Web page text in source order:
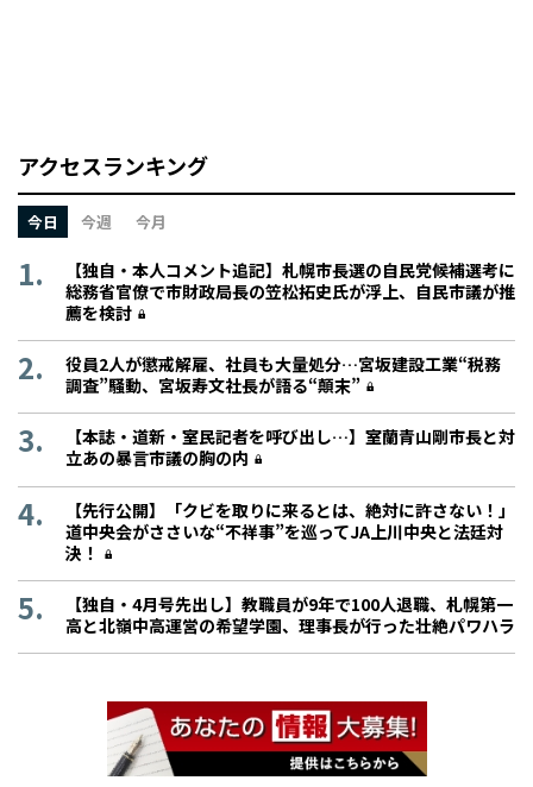
アクセスランキング
今日 今週 今月
【独自・本人コメント追記】札幌市長選の自民党候補選考に
総務省官僚で市財政局長の笠松拓史氏が浮上、自民市議が推
薦を検討
役員2人が懲戒解雇、社員も大量処分…宮坂建設工業“税務
調査”騒動、宮坂寿文社長が語る“顛末”
【本誌・道新・室民記者を呼び出し…】室蘭青山剛市長と対
立あの暴言市議の胸の内
【先行公開】「クビを取りに来るとは、絶対に許さない！」
道中央会がささいな“不祥事”を巡ってJA上川中央と法廷対
決！
【独自・4月号先出し】教職員が9年で100人退職、札幌第一
高と北嶺中高運営の希望学園、理事長が行った壮絶パワハラ